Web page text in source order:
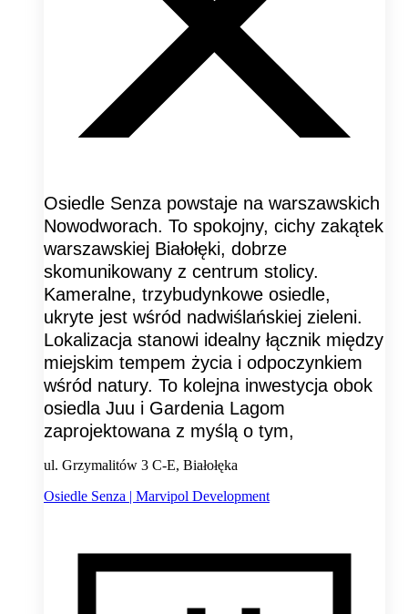
Osiedle Senza powstaje na warszawskich
Nowodworach. To spokojny, cichy zakątek
warszawskiej Białołęki, dobrze
skomunikowany z centrum stolicy.
Kameralne, trzybudynkowe osiedle,
ukryte jest wśród nadwiślańskiej zieleni.
Lokalizacja stanowi idealny łącznik między
miejskim tempem życia i odpoczynkiem
wśród natury. To kolejna inwestycja obok
osiedla Juu i Gardenia Lagom
zaprojektowana z myślą o tym,
ul. Grzymalitów 3 C-E, Białołęka
Osiedle Senza | Marvipol Development